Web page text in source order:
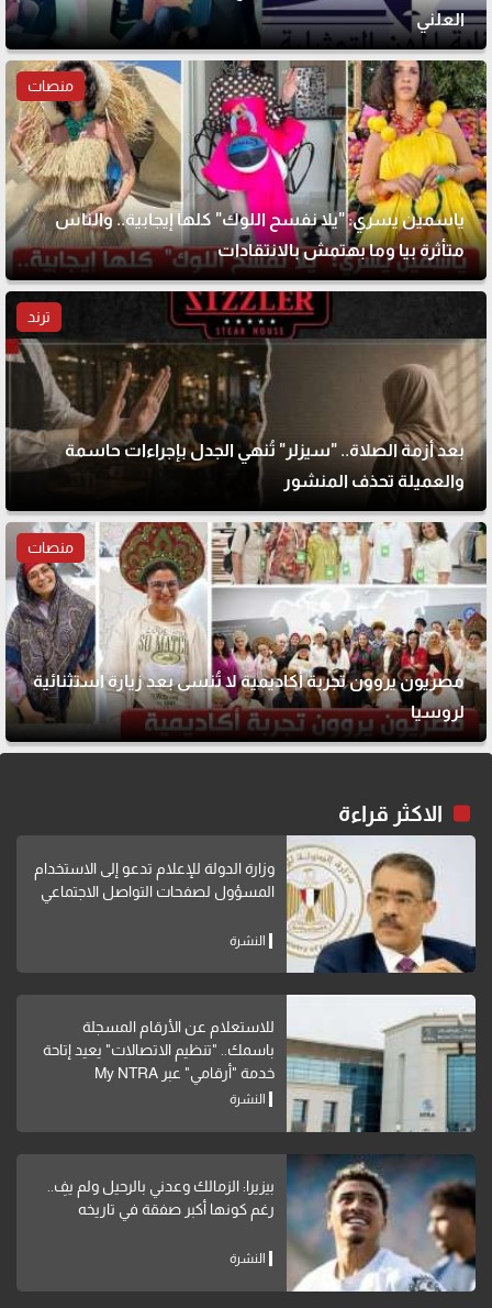
العلني
منصات
ياسمين يسري: "يلا نفسح اللوك" كلها إيجابية.. والناس
متأثرة بيا وما بهتمش بالانتقادات
ترند
بعد أزمة الصلاة.. "سيزلر" تُنهي الجدل بإجراءات حاسمة
والعميلة تحذف المنشور
منصات
مصريون يروون تجربة أكاديمية لا تُنسى بعد زيارة استثنائية
لروسيا
الاكثر قراءة
وزارة الدولة للإعلام تدعو إلى الاستخدام
المسؤول لصفحات التواصل الاجتماعي
النشرة
للاستعلام عن الأرقام المسجلة
باسمك.. "تنظيم الاتصالات" يعيد إتاحة
خدمة "أرقامي" عبر My NTRA
النشرة
بيزيرا: الزمالك وعدني بالرحيل ولم يفِ..
رغم كونها أكبر صفقة في تاريخه
النشرة